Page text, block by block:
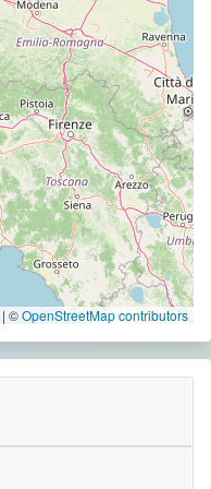
| ©OpenStreetMap contributors